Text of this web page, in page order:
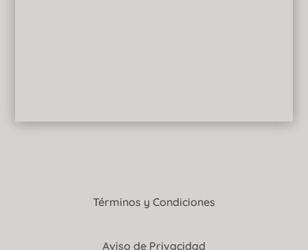
Términos y Condiciones
Aviso de Privacidad